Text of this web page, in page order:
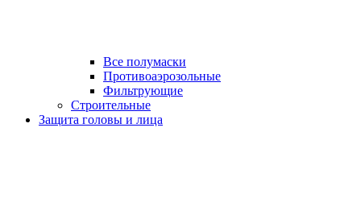
Все полумаски
Противоаэрозольные
Фильтрующие
Строительные
Защита головы и лица